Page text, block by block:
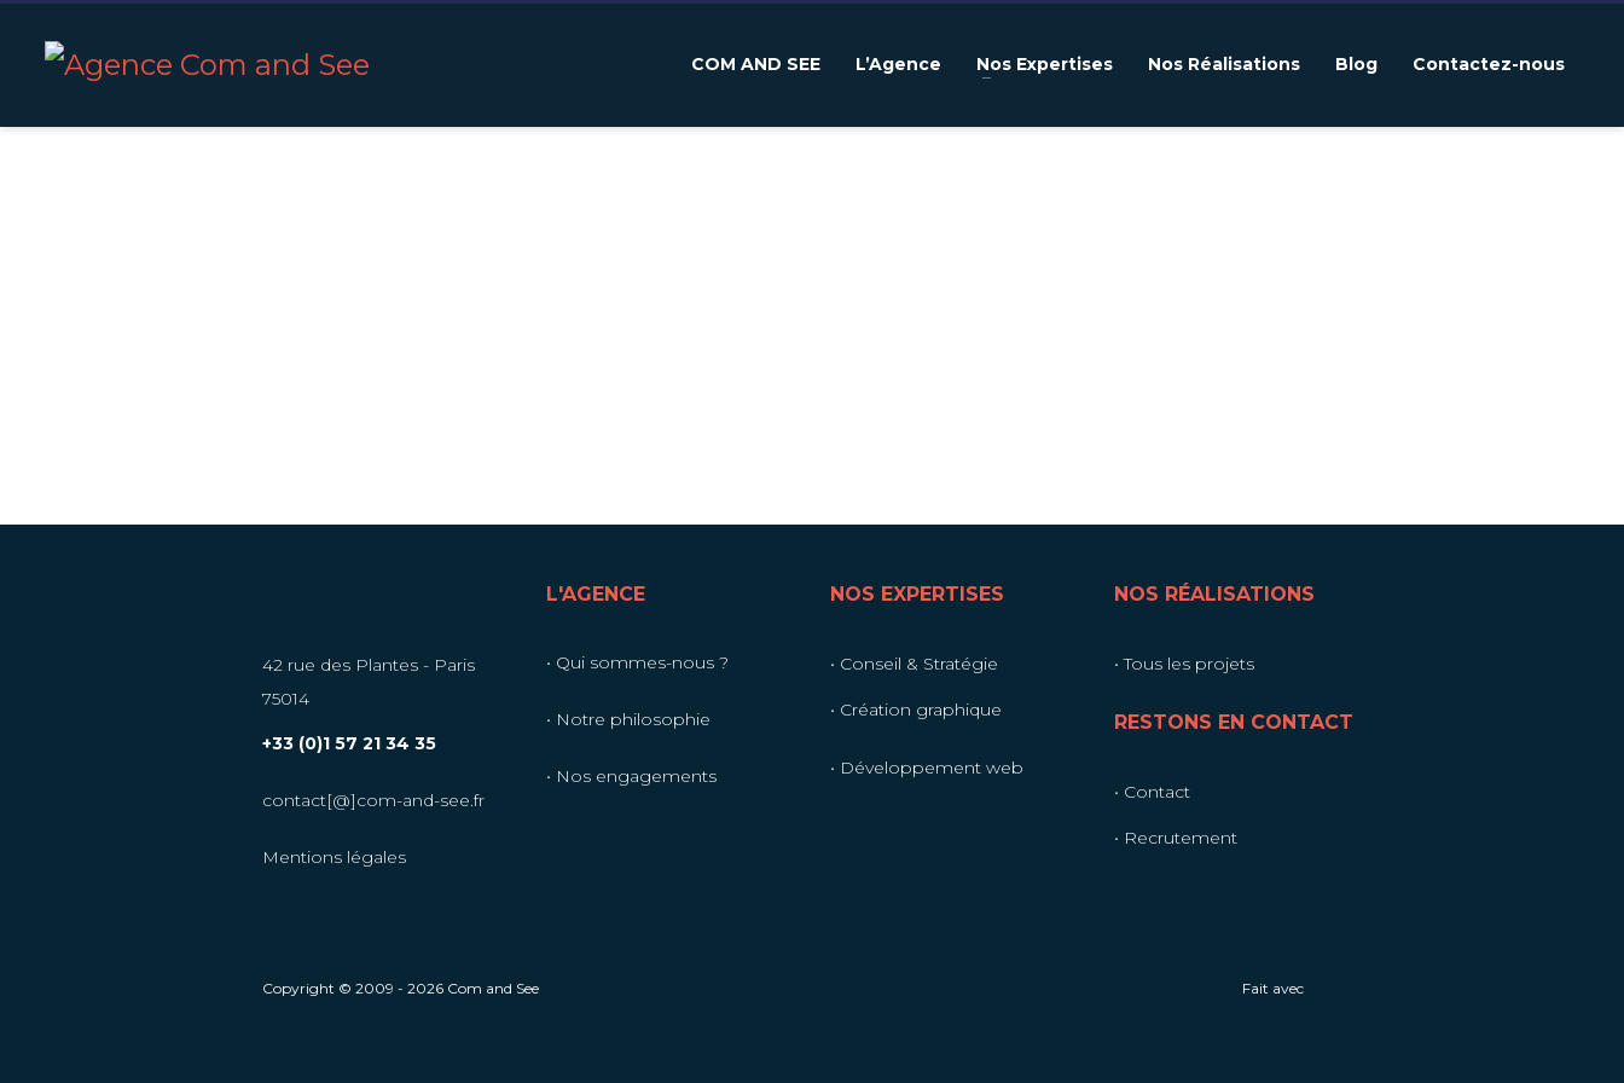
COM AND SEE L’Agence Nos Expertises Nos Réalisations Blog Contactez-nous
42 rue des Plantes - Paris
75014
+33 (0)1 57 21 34 35
contact[@]com-and-see.fr
Mentions légales
L'AGENCE
• Qui sommes-nous ?
• Notre philosophie
• Nos engagements
NOS EXPERTISES
• Conseil & Stratégie
• Création graphique
• Développement web
NOS RÉALISATIONS
• Tous les projets
RESTONS EN CONTACT
• Contact
• Recrutement
Copyright © 2009 - 2026 Com and See Fait avec